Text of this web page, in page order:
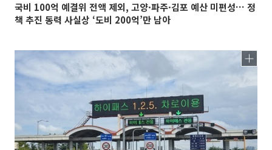
국비 100억 예결위 전액 제외, 고양·파주·김포 예산 미편성… 정
책 추진 동력 사실상 ‘도비 200억’만 남아